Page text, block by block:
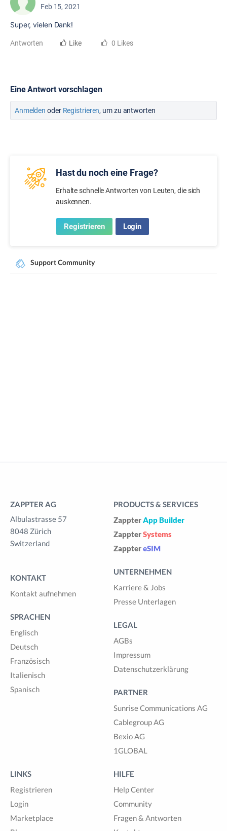
Feb 15, 2021
Super, vielen Dank!
Antworten Like 0 Likes
Eine Antwort vorschlagen
Anmelden oder Registrieren, um zu antworten
Hast du noch eine Frage?
Erhalte schnelle Antworten von Leuten, die sich
auskennen.
Registrieren Login
Support Community
ZAPPTER AG
Albulastrasse 57
8048 Zürich
Switzerland
KONTAKT
Kontakt aufnehmen
SPRACHEN
Englisch
Deutsch
Französisch
Italienisch
Spanisch
PRODUCTS & SERVICES
ZappterApp Builder
ZappterSystems
ZapptereSIM
UNTERNEHMEN
Karriere & Jobs
Presse Unterlagen
LEGAL
AGBs
Impressum
Datenschutzerklärung
PARTNER
Sunrise Communications AG
Cablegroup AG
Bexio AG
1GLOBAL
LINKS
Registrieren
Login
Marketplace
HILFE
Help Center
Community
Fragen & Antworten